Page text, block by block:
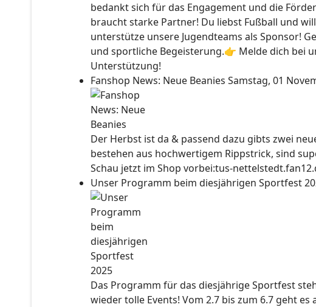
bedankt sich für das Engagement und die
braucht starke Partner! Du liebst Fußball und
unterstütze unsere Jugendteams als Sponsor!
und sportliche Begeisterung.👉 Melde dich bei
Unterstützung!
Fanshop News: Neue Beanies Samstag, 01
Der Herbst ist da & passend dazu gibts zwei
bestehen aus hochwertigem Rippstrick, sind
Schau jetzt im Shop vorbei:tus-
Unser Programm beim diesjährigen Sportfest
Das Programm für das diesjährige Sportfest
wieder tolle Events! Vom 2.7 bis zum 6.7 geht